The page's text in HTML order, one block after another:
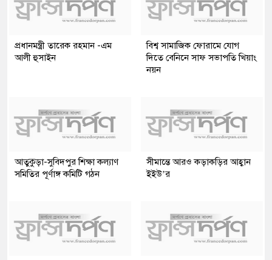
প্রধানমন্ত্রী তারেক রহমান -এম
আলী হুসাইন
বিশ্ব সামাজিক ফোরামে যোগ
দিতে বেনিনে সাফ সভাপতি খিয়াং
নয়ন
আতুকুড়া-সুবিদপুর শিক্ষা কল্যাণ
সমিতির পূর্ণাঙ্গ কমিটি গঠন
সীমান্তে আরও কড়াকড়ির আহ্বান
ইইউ’র